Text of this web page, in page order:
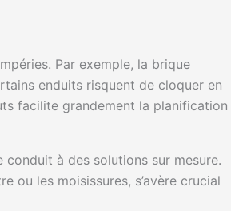
Par exemple, la brique
enduits risquent de cloquer en
facilite grandement la planification
à des solutions sur mesure.
ou les moisissures, s’avère crucial